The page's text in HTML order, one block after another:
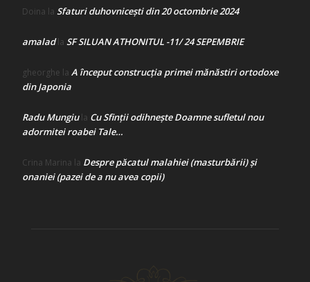
Doina la Sfaturi duhovnicești din 20 octombrie 2024
amaladla SF SILUAN ATHONITUL -11/ 24 SEPEMBRIE
gheorghe la A început construcţia primei mănăstiri ortodoxe
din Japonia
Radu Mungiula Cu Sfinții odihnește Doamne sufletul nou
adormitei roabei Tale…
Crina Marina la Despre păcatul malahiei (masturbării) şi
onaniei (pazei de a nu avea copii)